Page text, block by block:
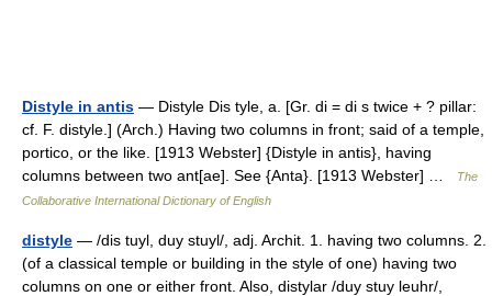
Distyle in antis — Distyle Dis tyle, a. [Gr. di = di s twice + ? pillar:
cf. F. distyle.] (Arch.) Having two columns in front; said of a temple,
portico, or the like. [1913 Webster] {Distyle in antis}, having
columns between two ant[ae]. See {Anta}. [1913 Webster] …
The
Collaborative International Dictionary of English
distyle — /dis tuyl, duy stuyl/, adj. Archit. 1. having two columns. 2.
(of a classical temple or building in the style of one) having two
columns on one or either front. Also, distylar /duy stuy leuhr/,